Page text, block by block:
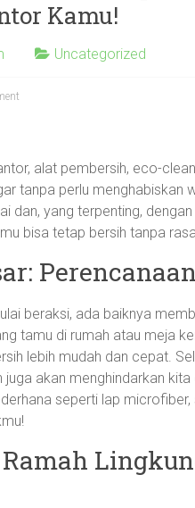
Kamu!
Uncategorized
alat pembersih, eco-
tanpa perlu menghabiskan
dan, yang terpenting,
bisa tetap bersih tanpa
beraksi, ada baiknya
tamu di rumah atau meja
lebih mudah dan cepat.
juga akan menghindarkan
seperti lap